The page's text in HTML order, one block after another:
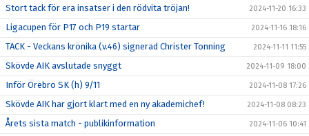
Stort tack för era insatser i den rödvita tröjan! 2024-11-20 16:33
Ligacupen för P17 och P19 startar 2024-11-16 18:16
TACK - Veckans krönika (v.46) signerad Christer Tonning 2024-11-11 11:55
Skövde AIK avslutade snyggt 2024-11-09 18:00
Inför Örebro SK (h) 9/11 2024-11-08 17:26
Skövde AIK har gjort klart med en ny akademichef! 2024-11-08 08:23
Årets sista match - publikinformation 2024-11-06 10:41